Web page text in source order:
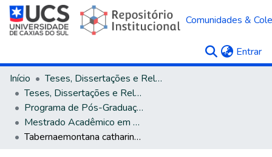
Comunidades &
Entrar
Início
Teses, Dissertações e Relatórios
Teses, Dissertações e Relatórios defendidos na UCS
Programa de Pós-Graduação em Biotecnologia
Mestrado Acadêmico em Biotecnologia
Tabernaemontana catharinensis : caracterização de metabólitos secundários e atividade citotóxica